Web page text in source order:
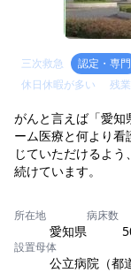
三次救急 認定・専門
休日休暇が多い
残
がんと言えば「愛知
ーム医療と何より
じていただけるよ
続けています。
所在地
愛知県
病床数
設置母体
公立病院（都